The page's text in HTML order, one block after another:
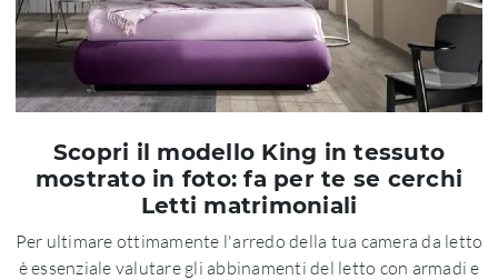
Scopri il modello King in tessuto
mostrato in foto: fa per te se cerchi
Letti matrimoniali
Per ultimare ottimamente l'arredo della tua camera da letto
è essenziale valutare gli abbinamenti del letto con armadi e